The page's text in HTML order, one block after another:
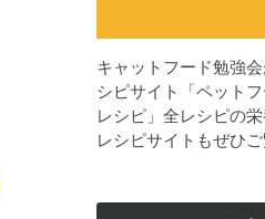
キャットフード勉強
シピサイト「ペット
レシピ」全レシピの
レシピサイトもぜひご